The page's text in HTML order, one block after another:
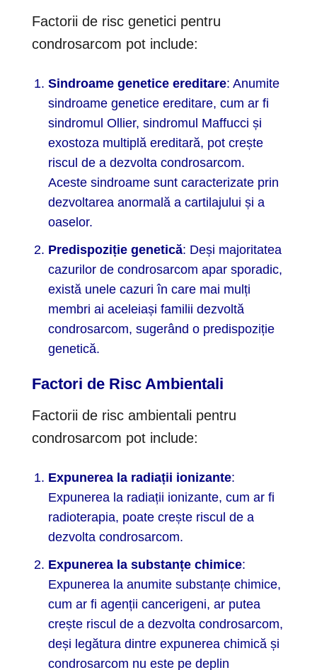
Factorii de risc genetici pentru
condrosarcom pot include:
Sindroame genetice ereditare: Anumite
sindroame genetice ereditare, cum ar fi
sindromul Ollier, sindromul Maffucci și
exostoza multiplă ereditară, pot crește
riscul de a dezvolta condrosarcom.
Aceste sindroame sunt caracterizate prin
dezvoltarea anormală a cartilajului și a
oaselor.
Predispoziție genetică: Deși majoritatea
cazurilor de condrosarcom apar sporadic,
există unele cazuri în care mai mulți
membri ai aceleiași familii dezvoltă
condrosarcom, sugerând o predispoziție
genetică.
Factori de Risc Ambientali
Factorii de risc ambientali pentru
condrosarcom pot include:
Expunerea la radiații ionizante:
Expunerea la radiații ionizante, cum ar fi
radioterapia, poate crește riscul de a
dezvolta condrosarcom.
Expunerea la substanțe chimice:
Expunerea la anumite substanțe chimice,
cum ar fi agenții cancerigeni, ar putea
crește riscul de a dezvolta condrosarcom,
deși legătura dintre expunerea chimică și
condrosarcom nu este pe deplin